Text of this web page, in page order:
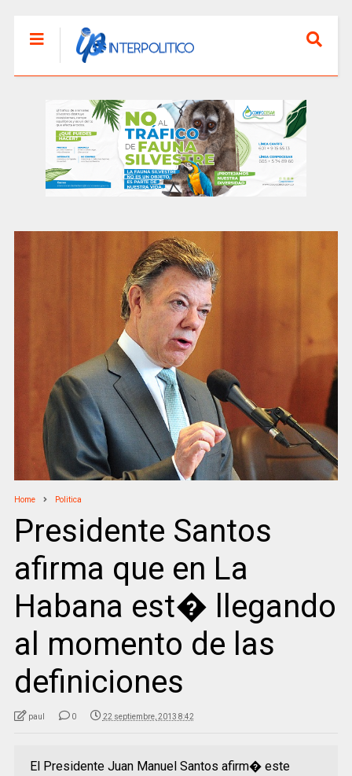
Home Politica
Presidente Santos
afirma que en La
Habana est� llegando
al momento de las
definiciones
paul 0 22 septiembre, 2013 8:42
El Presidente Juan Manuel Santos afirm� este